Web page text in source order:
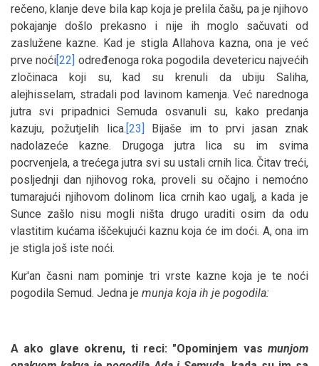
rečeno, klanje deve bila kap koja je prelila čašu, pa je njihovo
pokajanje došlo prekasno i nije ih moglo sačuvati od
zaslužene kazne. Kad je stigla Allahova kazna, ona je već
prve noći[22] određenoga roka pogodila devetericu najvećih
zločinaca koji su, kad su krenuli da ubiju Saliha,
alejhisselam, stradali pod lavinom kamenja. Već narednoga
jutra svi pripadnici Semuda osvanuli su, kako predanja
kazuju, požutjelih lica.[23] Bijaše im to prvi jasan znak
nadolazeće kazne. Drugoga jutra lica su im svima
pocrvenjela, a trećega jutra svi su ustali crnih lica. Čitav treći,
posljednji dan njihovog roka, proveli su očajno i nemoćno
tumarajući njihovom dolinom lica crnih kao ugalj, a kada je
Sunce zašlo nisu mogli ništa drugo uraditi osim da odu
vlastitim kućama iščekujući kaznu koja će im doći. A, ona im
je stigla još iste noći.
Kur'an časni nam pominje tri vrste kazne koja je te noći
pogodila Semud. Jedna je munja koja ih je pogodila:
A ako glave okrenu, ti reci: "Opominjem vas munjom